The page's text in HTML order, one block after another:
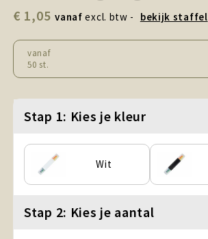
Sport, Spel en Speelgoed
Strand en Zomer
Technologie
Tassen
Textiel, Kleding en Caps
Wijngeschenken
€ 1,05 vanaf excl. btw - bekijk staffel
vanaf
50 st.
Stap 1: Kies je kleur
Wit
Stap 2: Kies je aantal